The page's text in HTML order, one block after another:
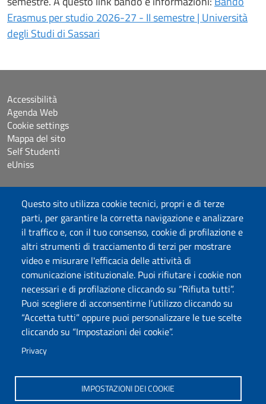
Questo sito utilizza cookie tecnici, propri e di terze
parti, per garantire la corretta navigazione e analizzare
il traffico e, con il tuo consenso, cookie di profilazione e
altri strumenti di tracciamento di terzi per mostrare
video e misurare l'efficacia delle attività di
comunicazione istituzionale. Puoi rifiutare i cookie non
necessari e di profilazione cliccando su “Rifiuta tutti”.
Puoi scegliere di acconsentirne l’utilizzo cliccando su
“Accetta tutti” oppure puoi personalizzare le tue scelte
cliccando su “Impostazioni dei cookie”.
Privacy
IMPOSTAZIONI DEI COOKIE
Erasmus per studio 2026-27 - II semestre | Università
degli Studi di Sassari
Università degli Studi di Sassari
Dipartimento di Scienze chimiche, fisiche, matematiche e
naturali
Via Vienna 2, 07100 Sassari
Tel./Fax: +39 079 229535/+39 079 228625
www.uniss.it
Accessibilità
Agenda Web
Cookie settings
Mappa del sito
Self Studenti
eUniss
Dichiarazione di accessibilità
Posta elettronica @uniss.it
Protocollo
Seguici su